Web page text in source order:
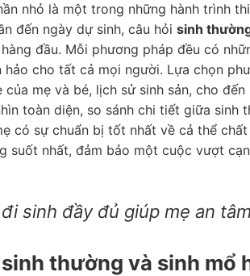
nhỏ là một trong những hành trình
đến ngày dự sinh, câu hỏi sinh
đầu. Mỗi phương pháp đều có
hảo cho tất cả mọi người. Lựa chọn
mẹ và bé, lịch sử sinh sản, cho
toàn diện, so sánh chi tiết giữa sinh
có sự chuẩn bị tốt nhất về cả thể
suốt nhất, đảm bảo một cuộc vượt
sinh đầy đủ giúp mẹ an
thường và sinh mổ